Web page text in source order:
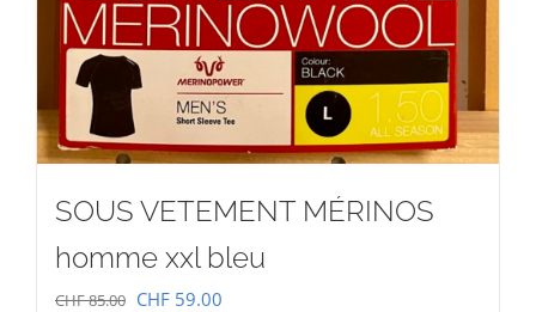
SOUS VETEMENT MÉRINOS
homme xxl bleu
CHF85.00 Le
CHF 59.00